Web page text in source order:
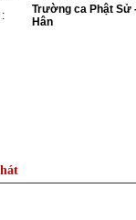
Trường ca Phật Sử
Hân